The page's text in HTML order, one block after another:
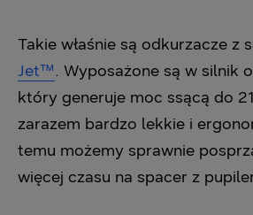
Takie właśnie są odkurzacze z
Jet™. Wyposażone są w silnik
który generuje moc ssącą do
zarazem bardzo lekkie i
temu możemy sprawnie
więcej czasu na spacer z